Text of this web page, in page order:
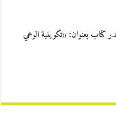
كتاب بعنوان: «تكوينية الوعي